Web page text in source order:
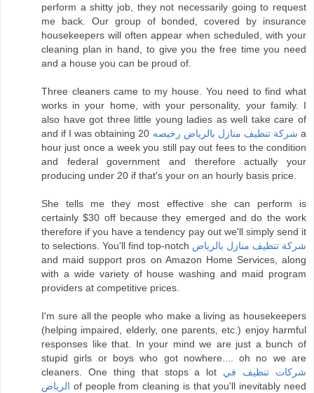
perform a shitty job, they not necessarily going to request
me back. Our group of bonded, covered by insurance
housekeepers will often appear when scheduled, with your
cleaning plan in hand, to give you the free time you need
and a house you can be proud of.
Three cleaners came to my house. You need to find what
works in your home, with your personality, your family. I
also have got three little young ladies as well take care of
and if I was obtaining
شركة تنظيف منازل بالرياض رخيصه 20 a
hour just once a week you still pay out fees to the condition
and federal government and therefore actually your
producing under 20 if that's your on an hourly basis price.
She tells me they most effective she can perform is
certainly $30 off because they emerged and do the work
therefore if you have a tendency pay out we'll simply send it
to selections. You'll find top-notch شركة تنظيف منازل بالرياض
and maid support pros on Amazon Home Services, along
with a wide variety of house washing and maid program
providers at competitive prices.
I'm sure all the people who make a living as housekeepers
(helping impaired, elderly, one parents, etc.) enjoy harmful
responses like that. In your mind we are just a bunch of
stupid girls or boys who got nowhere.... oh no we are
cleaners. One thing that stops a lot شركات تنظيف في
الرياض of people from cleaning is that you'll inevitably need